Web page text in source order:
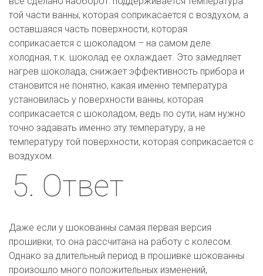
той части ванны, которая соприкасается с воздухом, а
оставшаяся часть поверхности, которая
соприкасается с шоколадом – на самом деле
холодная, т.к. шоколад ее охлаждает. Это замедляет
нагрев шоколада, снижает эффективность прибора и
становится не понятно, какая именно температура
установилась у поверхности ванны, которая
соприкасается с шоколадом, ведь по сути, нам нужно
точно задавать именно эту температуру, а не
температуру той поверхности, которая соприкасается с
воздухом.
5. Ответ
Даже если у шокованны самая первая версия
прошивки, то она рассчитана на работу с колесом.
Однако за длительный период в прошивке шокованны
произошло много положительных изменений,